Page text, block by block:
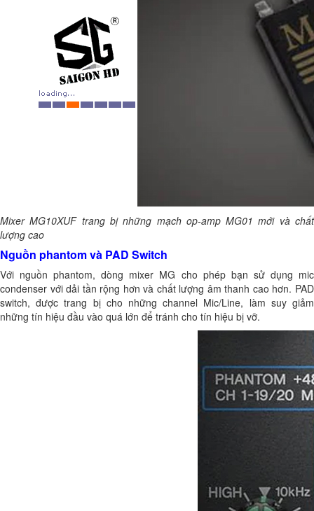
Mixer MG10XUF trang bị những mạch op-amp MG01 mới và chất
lượng cao
Nguồn phantom và PAD Switch
Với nguồn phantom, dòng mixer MG cho phép bạn sử dụng mic
condenser với dải tần rộng hơn và chất lượng âm thanh cao hơn. PAD
switch, được trang bị cho những channel Mic/Line, làm suy giảm
những tín hiệu đầu vào quá lớn để tránh cho tín hiệu bị vỡ.